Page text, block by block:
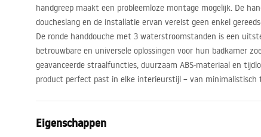
handgreep maakt een probleemloze montage mogelijk. De
doucheslang en de installatie ervan vereist geen enkel
De ronde handdouche met 3 waterstroomstanden is een
betrouwbare en universele oplossingen voor hun badkamer
geavanceerde straalfuncties, duurzaam ABS-materiaal en
product perfect past in elke interieurstijl – van minimalistisch
Eigenschappen